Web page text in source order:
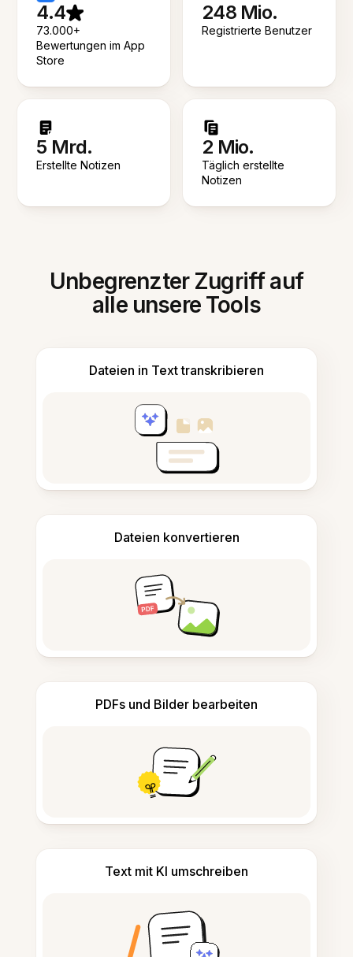
4.4
73.000+
Bewertungen im App
Store
248 Mio.
Registrierte Benutzer
5 Mrd.
Erstellte Notizen
2 Mio.
Täglich erstellte
Notizen
Unbegrenzter Zugriff auf
alle unsere Tools
Dateien in Text transkribieren
Dateien konvertieren
PDFs und Bilder bearbeiten
Text mit KI umschreiben